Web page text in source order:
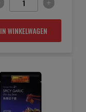
IN WINKELWAGEN